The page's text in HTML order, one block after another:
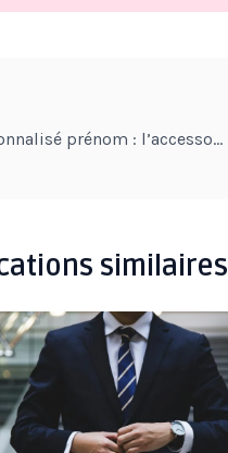
Sac à dos personnalisé prénom : l’accessoire tendance et pratique pour enfants
similaires